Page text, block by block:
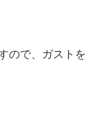
ので、ガストを